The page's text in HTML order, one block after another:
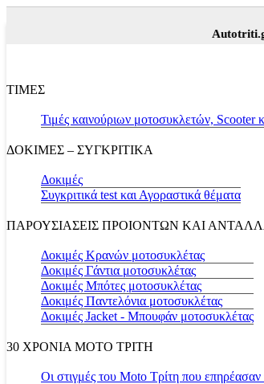
Autotriti.gr |
ΤΙΜΕΣ
Τιμές καινούριων μοτοσυκλετών, Scooter
ΔΟΚΙΜΕΣ – ΣΥΓΚΡΙΤΙΚΑ
Δοκιμές
Συγκριτικά test και Αγοραστικά θέματα
ΠΑΡΟΥΣΙΑΣΕΙΣ ΠΡΟΙΟΝΤΩΝ ΚΑΙ
Δοκιμές Κρανών μοτοσυκλέτας
Δοκιμές Γάντια μοτοσυκλέτας
Δοκιμές Μπότες μοτοσυκλέτας
Δοκιμές Παντελόνια μοτοσυκλέτας
Δοκιμές Jacket - Μπουφάν μοτοσυκλέτας
30 ΧΡΟΝΙΑ MOTO ΤΡΙΤΗ
Οι στιγμές του Moto Τρίτη που επηρέασαν